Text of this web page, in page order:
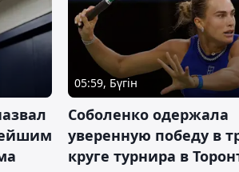
05:59, Бүгін
Соболенко одержала
уверенную победу в
круге турнира в